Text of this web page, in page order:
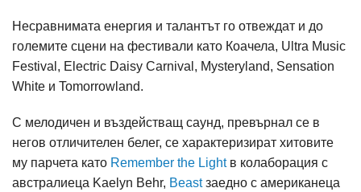
Несравнимата енергия и талантът го отвеждат и до
големите сцени на фестивали като Коачела, Ultra Music
Festival, Electric Daisy Carnival, Mysteryland, Sensation
White и Tomorrowland.
С мелодичен и въздействащ саунд, превърнал се в
негов отличителен белег, се характеризират хитовите
му парчета като Remember the Lightв колаборация с
австралиеца Kaelyn Behr, Beastзаедно с американеца